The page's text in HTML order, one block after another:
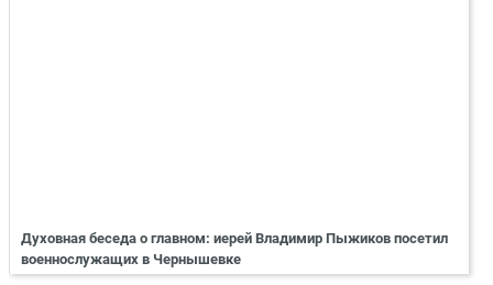
Духовная беседа о главном: иерей Владимир Пыжиков посетил
военнослужащих в Чернышевке